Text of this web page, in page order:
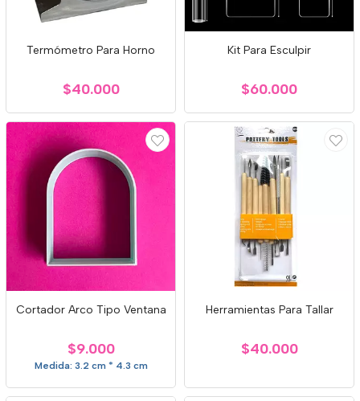
Termómetro Para Horno
$40.000
Kit Para Esculpir
$60.000
Cortador Arco Tipo Ventana
$9.000
Medida: 3.2 cm * 4.3 cm
Herramientas Para Tallar
$40.000